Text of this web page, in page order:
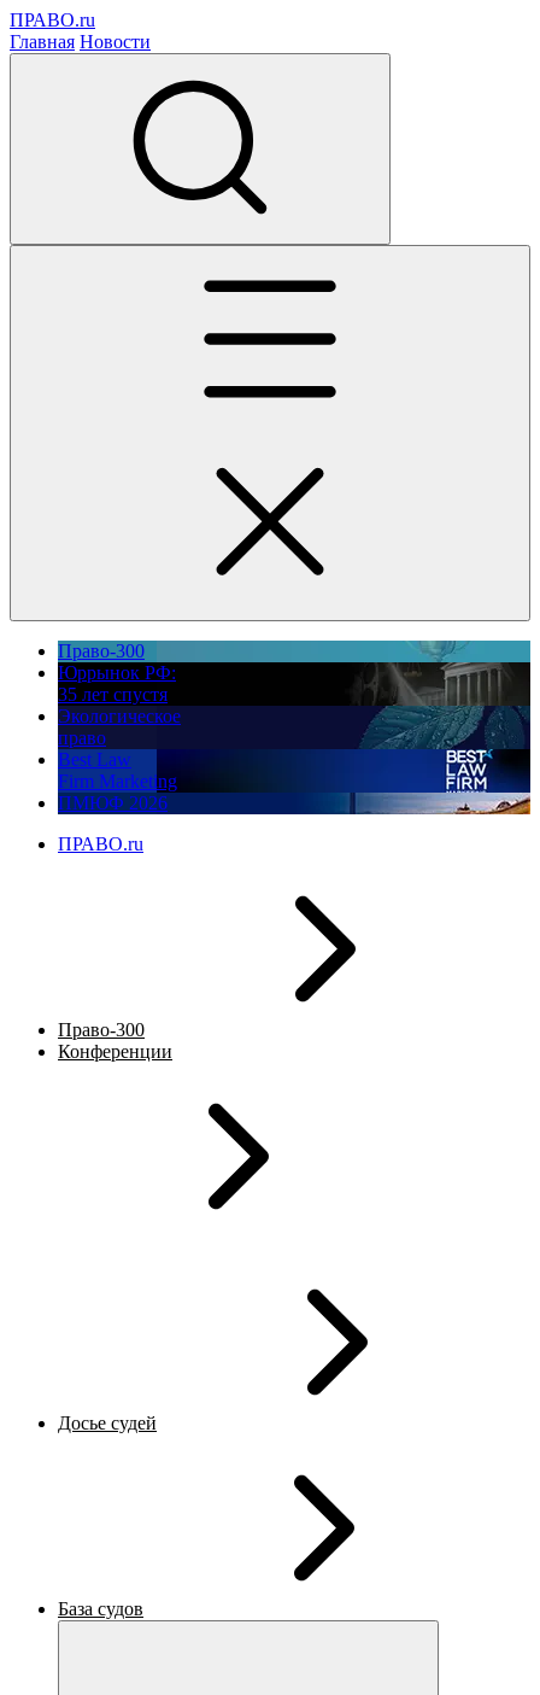
ПРАВО.ru
Главная Новости
Право-300
Юррынок РФ:
35 лет спустя
Экологическое
право
Best Law
Firm Marketing
ПМЮФ 2026
ПРАВО.ru
Право-300
Конференции
Досье судей
База судов